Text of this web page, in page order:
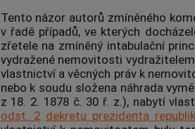
Tento názor autorů zmíněného
v řadě případů, ve kterých
zřetele na zmíněný intabulační
vydražené nemovitosti
vlastnictví a věcných práv k
nebo k soudu složena náhrada
z 18. 2. 1878 č. 30 ř. z.), nabytí
odst. 2 dekretu prezidenta